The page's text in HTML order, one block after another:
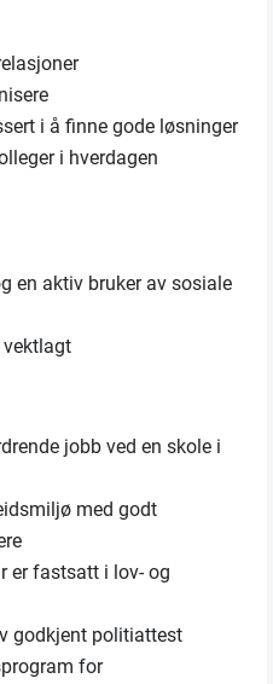
i å finne gode løsninger
i hverdagen
en aktiv bruker av sosiale
vektlagt
jobb ved en skole i
med godt
er fastsatt i lov- og
godkjent politiattest
for